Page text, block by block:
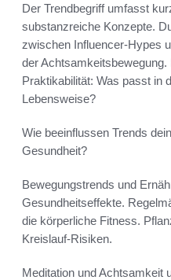
Der Trendbegriff umfasst
substanzreiche Konzepte.
zwischen Influencer-Hypes
der
Praktikabilität: Was passt in
Lebensweise?
Wie beeinflussen Trends
Gesundheit?
Bewegungstrends und
Gesundheitseffekte.
die körperliche Fitness.
Kreislauf-Risiken.
Meditation und Achtsamkeit